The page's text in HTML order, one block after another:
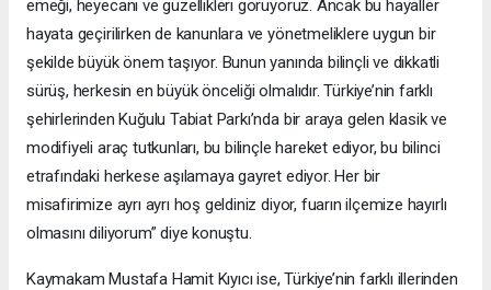
emeği, heyecanı ve güzellikleri görüyoruz. Ancak bu hayaller
hayata geçirilirken de kanunlara ve yönetmeliklere uygun bir
şekilde büyük önem taşıyor. Bunun yanında bilinçli ve dikkatli
sürüş, herkesin en büyük önceliği olmalıdır. Türkiye’nin farklı
şehirlerinden Kuğulu Tabiat Parkı’nda bir araya gelen klasik ve
modifiyeli araç tutkunları, bu bilinçle hareket ediyor, bu bilinci
etrafındaki herkese aşılamaya gayret ediyor. Her bir
misafirimize ayrı ayrı hoş geldiniz diyor, fuarın ilçemize hayırlı
olmasını diliyorum” diye konuştu.
Kaymakam Mustafa Hamit Kıyıcı ise, Türkiye’nin farklı illerinden